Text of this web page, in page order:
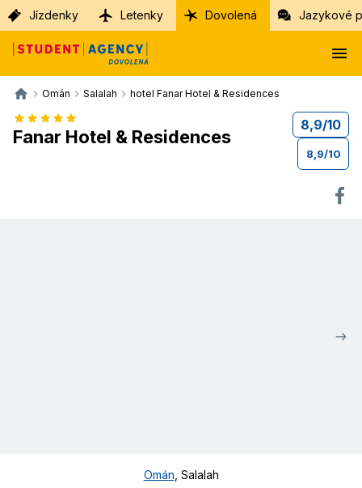
Jízdenky Letenky Dovolená Jazykové
Omán Salalah hotel Fanar Hotel & Residences
Fanar Hotel & Residences
8,9/10
8,9/10
Omán Salalah